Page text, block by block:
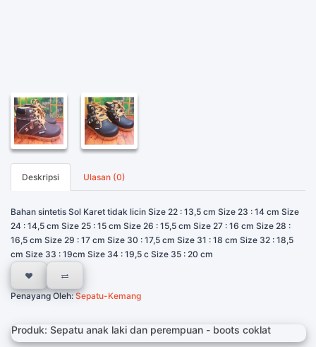
Deskripsi Ulasan (0)
Bahan sintetis Sol Karet tidak licin Size 22 : 13,5 cm Size 23 : 14 cm Size
24 : 14,5 cm Size 25 : 15 cm Size 26 : 15,5 cm Size 27 : 16 cm Size 28 :
16,5 cm Size 29 : 17 cm Size 30 : 17,5 cm Size 31 : 18 cm Size 32 : 18,5
cm Size 33 : 19cm Size 34 : 19,5 c Size 35 : 20 cm
Penayang Oleh:Sepatu-Kemang
Produk: Sepatu anak laki dan perempuan - boots coklat